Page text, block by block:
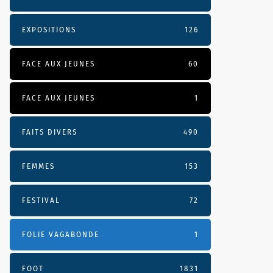
EXPOSITIONS 126
FACE AUX JEUNES 60
FACE AUX JEUNES 1
FAITS DIVERS 490
FEMMES 153
FESTIVAL 72
FOLIE VAGABONDE 1
FOOT 1831